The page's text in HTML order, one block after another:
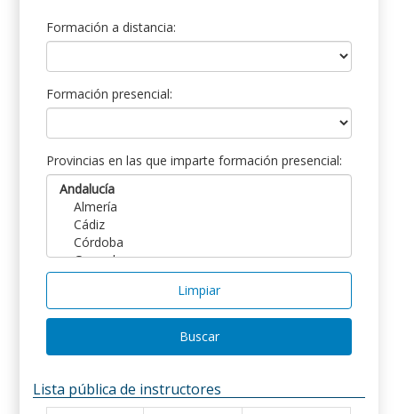
Formación a distancia:
Formación presencial:
Provincias en las que imparte formación presencial:
Limpiar
Buscar
Lista pública de instructores